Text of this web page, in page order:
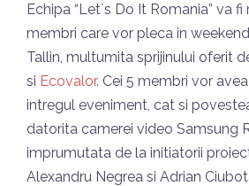
Echipa “Let`s Do It Romania” va
membri care vor pleca in
Tallin, multumita sprijinului oferit
si Ecovalor. Cei 5 membri vor
intregul eveniment, cat si
datorita camerei video Samsung
imprumutata de la initiatorii
Alexandru Negrea si Adrian